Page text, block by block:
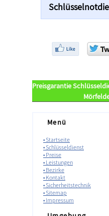
Preisgarantie
Menü
• Startseite
• Schlüsseldienst
• Preise
• Leistungen
• Bezirke
• Kontakt
• Sicherheitstechnik
• Sitemap
• Impressum